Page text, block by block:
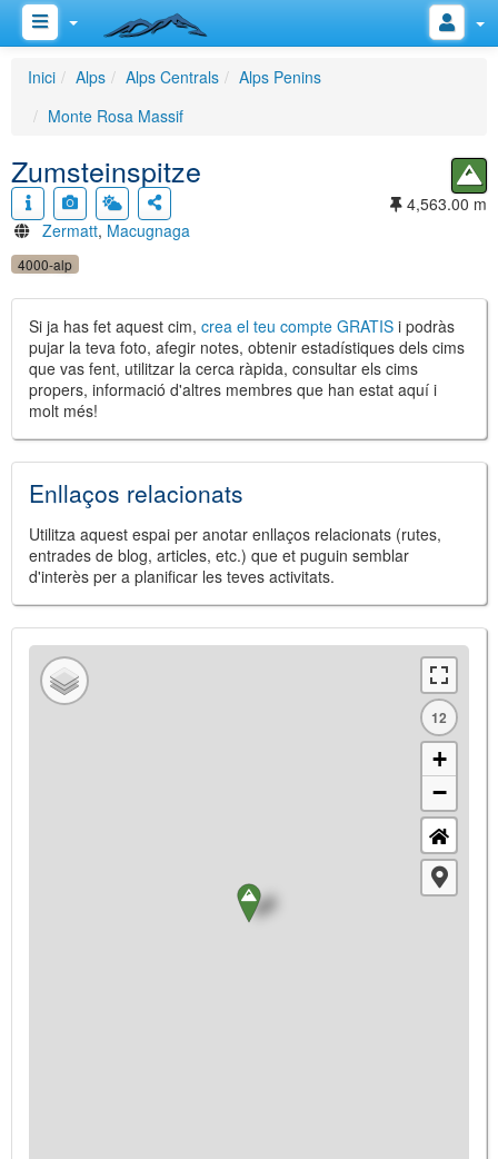
Inici Alps Alps Centrals
Alps Penins
Monte Rosa Massif
Zumsteinspitze
Zermatt, Macugnaga
4,563.00 m
4000-alp
Si ja has fet aquest cim, crea el teu compte GRATIS i podràs
pujar la teva foto, afegir notes, obtenir estadístiques dels cims
que vas fent, utilitzar la cerca ràpida, consultar els cims
propers, informació d'altres membres que han estat aquí i
molt més!
Enllaços relacionats
Utilitza aquest espai per anotar enllaços relacionats (rutes,
entrades de blog, articles, etc.) que et puguin semblar
d'interès per a planificar les teves activitats.
12
+
−